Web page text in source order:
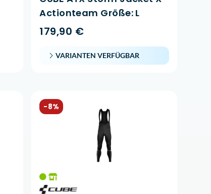
Actionteam Größe: L
179,90 €
VARIANTEN VERFÜGBAR
-8%